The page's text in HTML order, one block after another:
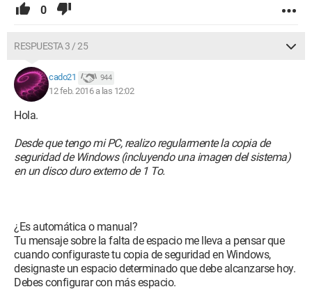
0
RESPUESTA 3 / 25
cado21 944
12 feb. 2016 a las 12:02
Hola.
Desde que tengo mi PC, realizo regularmente la copia de
seguridad de Windows (incluyendo una imagen del sistema)
en un disco duro externo de 1 To.
¿Es automática o manual?
Tu mensaje sobre la falta de espacio me lleva a pensar que
cuando configuraste tu copia de seguridad en Windows,
designaste un espacio determinado que debe alcanzarse hoy.
Debes configurar con más espacio.